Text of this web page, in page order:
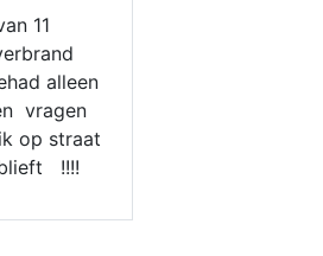
11
alleen
vragen
op straat
!!!!